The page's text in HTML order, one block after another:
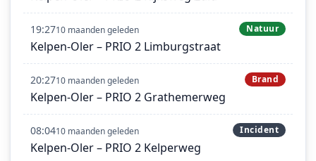
19:2710 maanden geleden Natuur
Kelpen-Oler – PRIO 2 Limburgstraat
20:2710 maanden geleden Brand
Kelpen-Oler – PRIO 2 Grathemerweg
08:0410 maanden geleden Incident
Kelpen-Oler – PRIO 2 Kelperweg